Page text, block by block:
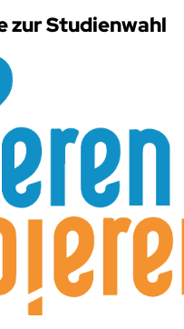
zur Studienwahl